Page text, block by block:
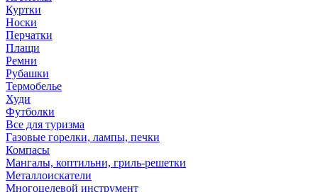
Куртки
Носки
Перчатки
Плащи
Ремни
Рубашки
Термобелье
Худи
Футболки
Все для туризма
Газовые горелки, лампы, печки
Компасы
Мангалы, коптильни, гриль-решетки
Металлоискатели
Многоцелевой инструмент